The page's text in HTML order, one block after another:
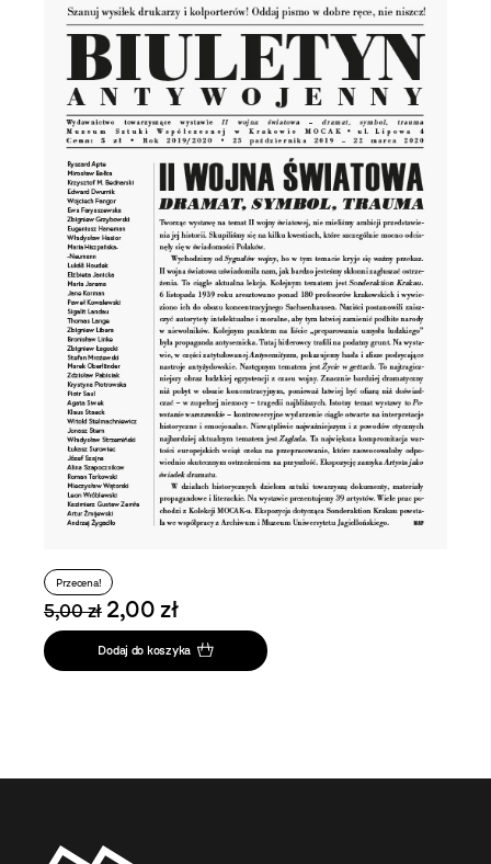
Przecena!
5,00 zł 2,00 zł
Dodaj do koszyka